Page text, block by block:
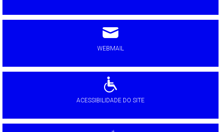
WEBMAIL
ACESSIBILIDADE DO SITE